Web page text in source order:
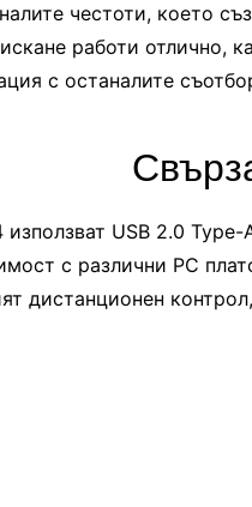
честоти, което
работи отлично,
с останалите
използват USB 2.0
с различни PC
дистанционен